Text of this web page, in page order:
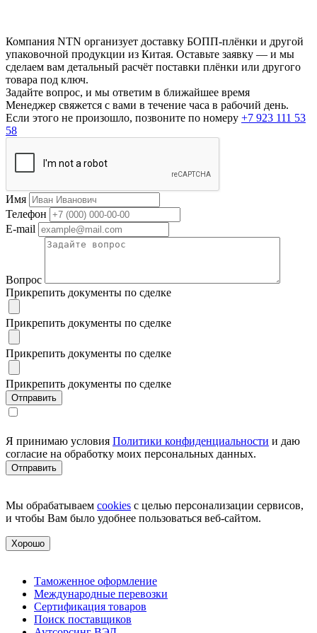
Компания NTN организует доставку БОПП-плёнки и другой
упаковочной продукции из Китая. Оставьте заявку — и мы
сделаем вам детальный расчёт поставки плёнки или другого
товара под ключ.
Задайте вопрос, и мы ответим в ближайшее время
Менеджер свяжется с вами в течение часа в рабочий день.
Если этого не произошло, позвоните по номеру +7 923 111 53
58
Имя
Телефон
E-mail
Вопрос
Прикрепить документы по сделке
Прикрепить документы по сделке
Прикрепить документы по сделке
Прикрепить документы по сделке
Я принимаю условия Политики конфиденциальности и даю
согласие на обработку моих персональных данных.
Мы обрабатываем cookies с целью персонализации сервисов,
и чтобы Вам было удобнее пользоваться веб-сайтом.
Хорошо
Таможенное оформление
Международные перевозки
Сертификация товаров
Поиск поставщиков